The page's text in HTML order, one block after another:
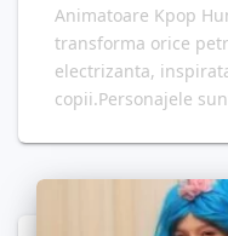
Animatoare Kpop
transforma orice
electrizanta,
copii.Personajele